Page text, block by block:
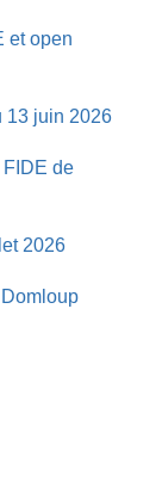
et open
13 juin 2026
FIDE de
2026